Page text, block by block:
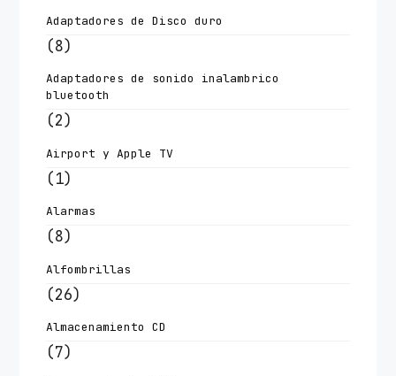
Adaptadores de Disco duro
(8)
Adaptadores de sonido inalambrico
bluetooth
(2)
Airport y Apple TV
(1)
Alarmas
(8)
Alfombrillas
(26)
Almacenamiento CD
(7)